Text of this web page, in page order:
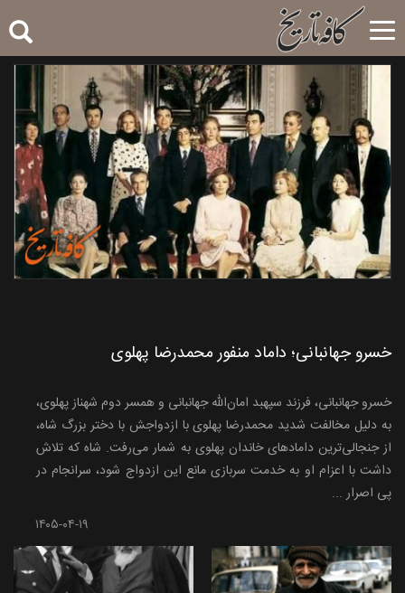
Toggle
navigation
خسرو جهانبانی؛‌ داماد منفور محمدرضا پهلوی
خسرو جهانبانی، فرزند سپهبد امان‌الله جهانبانی و همسر دوم شهناز پهلوی،
به دلیل مخالفت شدید محمدرضا پهلوی با ازدواجش با دختر بزرگ شاه،
از جنجالی‌ترین دامادهای خاندان پهلوی به شمار می‌رفت. شاه که تلاش
داشت با اعزام او به خدمت سربازی مانع این ازدواج شود، سرانجام در
پی اصرار ...
۱۴۰۵-۰۴-۱۹